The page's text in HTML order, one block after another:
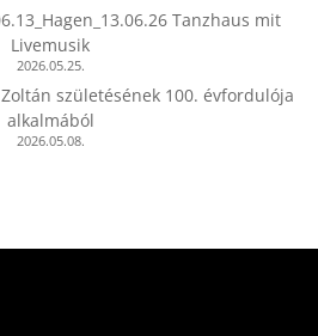
Tanzhaus mit
Livemusik
2026.05.25.
születésének 100. évfordulója
alkalmából
2026.05.08.